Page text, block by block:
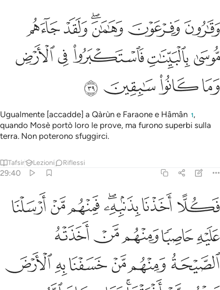
وقارون وفرعون وهامان ولقد جاءهم موسى بالبينات فاستكبروا في
وَقَـٰرُونَ وَفِرْعَوْنَ وَهَـٰمَـٰنَ ۖ وَلَقَدْ جَآءَهُم مُّوسَىٰ بِٱلْبَيِّنَـٰتِ فَٱسْتَكْبَرُوا۟
ﱁﱂﱃﱄﱅﱆ
ﱇﱈﱉﱊﱋ
ﱌﱍﱎ ﱏ
Ugualmente [accadde] a Qàrùn e Faraone e Hâmân 1,
quando Mosè portò loro le prove, ma furono superbi sulla
terra. Non poterono sfuggirci.
Tafsir Lezioni Riflessi
29:40
فكلا اخذنا بذنبه فمنهم من ارسلنا عليه حاصبا ومنهم من اخذته
فَكُلًّا أَخَذْنَا بِذَنۢبِهِۦ ۖ فَمِنْهُم مَّنْ أَرْسَلْنَا عَلَيْهِ حَاصِبًۭا وَمِنْهُم مَّنْ
ﱐ ﱑﱒﱓﱔﱕﱖ
ﱗﱘﱙﱚﱛ
ﱜﱝﱞﱟﱠﱡ